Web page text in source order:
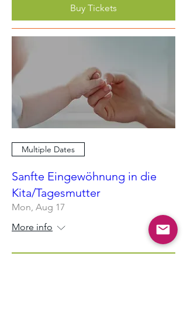
Buy Tickets
Multiple Dates
Sanfte Eingewöhnung in die
Kita/Tagesmutter
Mon, Aug 17
More info